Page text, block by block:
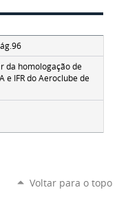
da homologação de
e IFR do Aeroclube de
Voltar para o topo